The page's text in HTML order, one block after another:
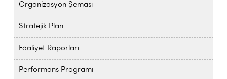
Organizasyon Şeması
Stratejik Plan
Faaliyet Raporları
Performans Programı